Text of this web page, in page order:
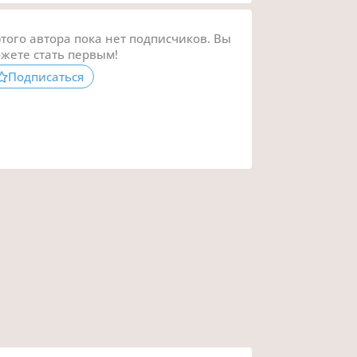
автора пока нет подписчиков. Вы
стать первым!
Подписаться